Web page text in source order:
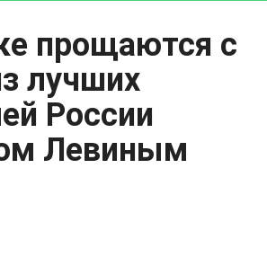
прощаются с
лучших
России
Левиным